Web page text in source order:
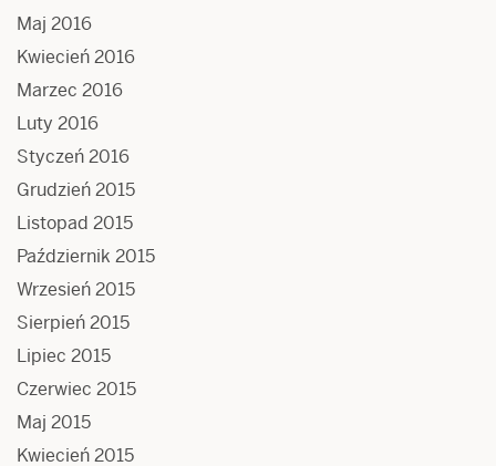
Maj 2016
Kwiecień 2016
Marzec 2016
Luty 2016
Styczeń 2016
Grudzień 2015
Listopad 2015
Październik 2015
Wrzesień 2015
Sierpień 2015
Lipiec 2015
Czerwiec 2015
Maj 2015
Kwiecień 2015